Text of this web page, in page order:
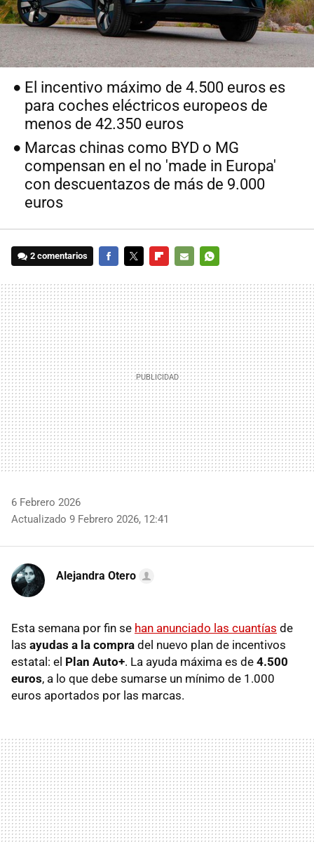
El incentivo máximo de 4.500 euros es
para coches eléctricos europeos de
menos de 42.350 euros
Marcas chinas como BYD o MG
compensan en el no 'made in Europa'
con descuentazos de más de 9.000
euros
2 comentarios
MAIL
6 Febrero 2026
Actualizado 9 Febrero 2026, 12:41
Alejandra Otero
Esta semana por fin se han anunciado las cuantías de
las ayudas a la compra del nuevo plan de incentivos
estatal: el Plan Auto+. La ayuda máxima es de 4.500
euros, a lo que debe sumarse un mínimo de 1.000
euros aportados por las marcas.